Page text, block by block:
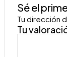
Sé el
Tu dirección
Tu